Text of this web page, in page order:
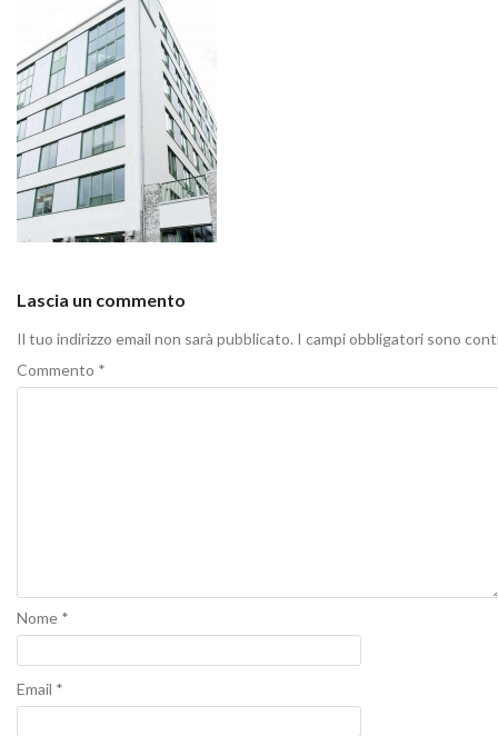
Lascia un commento
Il tuo indirizzo email non sarà pubblicato. I campi obbligatori sono
Commento *
Nome *
Email *